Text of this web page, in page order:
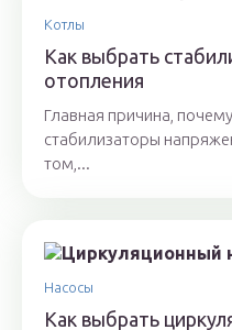
Котлы
Как выбрать
отопления
Главная причина,
стабилизаторы
том,...
Насосы
Как выбрать